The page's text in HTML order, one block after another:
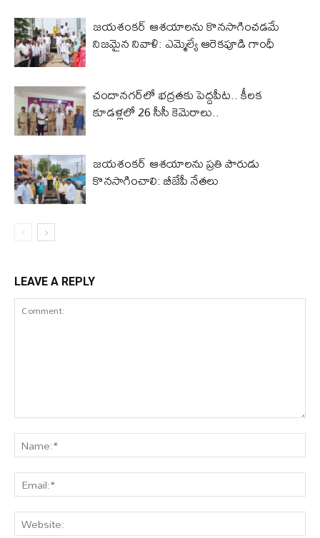
జయశంకర్ ఆశయాలను కొనసాగించడమే
నిజమైన నివాళి: ఎమ్మెల్యే ఆరెక‌పూడి గాంధీ
చందానగర్‌లో భద్రతకు పెద్దపీట.. కీలక
కూడళ్లలో 26 సీసీ కెమెరాలు..
జయశంకర్ ఆశయాలను ప్రతి పౌరుడు
కొనసాగించాలి: బీజేపీ నేతలు
LEAVE A REPLY